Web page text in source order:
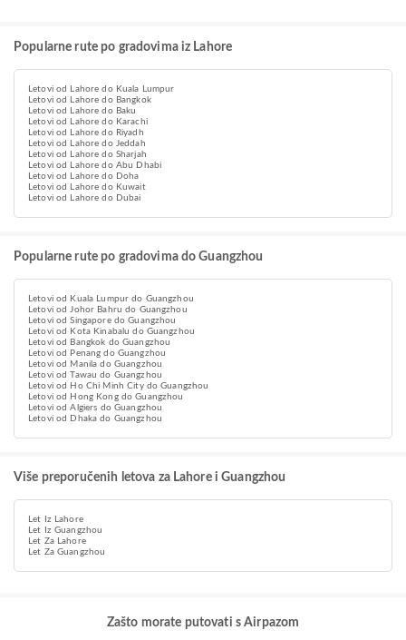
Popularne rute po gradovima iz Lahore
Letovi od Lahore do Kuala Lumpur
Letovi od Lahore do Bangkok
Letovi od Lahore do Baku
Letovi od Lahore do Karachi
Letovi od Lahore do Riyadh
Letovi od Lahore do Jeddah
Letovi od Lahore do Sharjah
Letovi od Lahore do Abu Dhabi
Letovi od Lahore do Doha
Letovi od Lahore do Kuwait
Letovi od Lahore do Dubai
Popularne rute po gradovima do Guangzhou
Letovi od Kuala Lumpur do Guangzhou
Letovi od Johor Bahru do Guangzhou
Letovi od Singapore do Guangzhou
Letovi od Kota Kinabalu do Guangzhou
Letovi od Bangkok do Guangzhou
Letovi od Penang do Guangzhou
Letovi od Manila do Guangzhou
Letovi od Tawau do Guangzhou
Letovi od Ho Chi Minh City do Guangzhou
Letovi od Hong Kong do Guangzhou
Letovi od Algiers do Guangzhou
Letovi od Dhaka do Guangzhou
Više preporučenih letova za Lahore i Guangzhou
Let Iz Lahore
Let Iz Guangzhou
Let Za Lahore
Let Za Guangzhou
Zašto morate putovati s Airpazom